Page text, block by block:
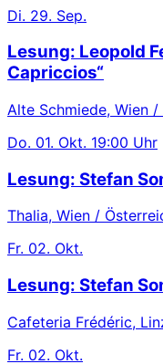
Di. 29. Sep.
Lesung: Leopold
Capriccios“
Alte Schmiede, Wien
Do. 01. Okt. 19:00 Uhr
Lesung: Stefan
Thalia, Wien /
Fr. 02. Okt.
Lesung: Stefan
Cafeteria Frédéric,
Fr. 02. Okt.